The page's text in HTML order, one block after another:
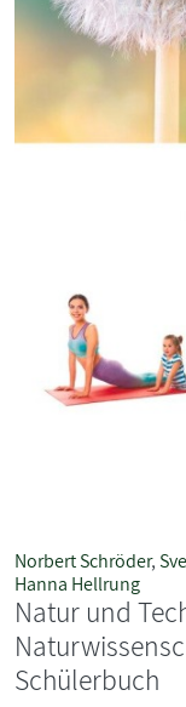
Norbert Schröder,
Hanna Hellrung
Natur und
Schülerbuch